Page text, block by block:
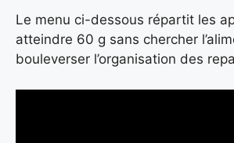
Le menu ci-dessous répartit les
atteindre 60 g sans chercher
bouleverser l’organisation des